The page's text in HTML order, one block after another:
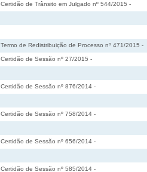
Certidão de Trânsito em Julgado nº 544/2015 -
Termo de Redistribuição de Processo nº 471/2015 -
Certidão de Sessão nº 27/2015 -
Certidão de Sessão nº 876/2014 -
Certidão de Sessão nº 758/2014 -
Certidão de Sessão nº 656/2014 -
Certidão de Sessão nº 585/2014 -